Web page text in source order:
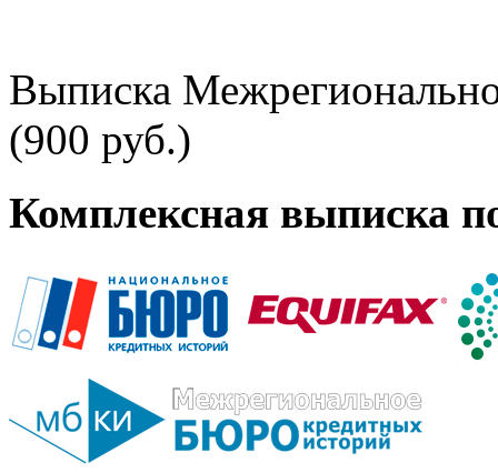
Выписка
(900 руб.)
Комплексная выписка